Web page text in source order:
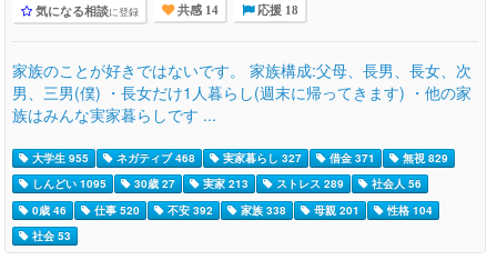
気になる相談に登録 共感 14 応援 18
家族のことが好きではないです。 家族構成:父母、長男、長女、次
男、三男(僕) ・長女だけ1人暮らし(週末に帰ってきます) ・他の家
族はみんな実家暮らしです ...
大学生 955 ネガティブ 468 実家暮らし 327 借金 371
無視 829
しんどい 1095
30歳 27 実家 213 ストレス 289
社会人 56
0歳 46
仕事 520 不安 392 家族 338 母親 201
性格 104
社会 53